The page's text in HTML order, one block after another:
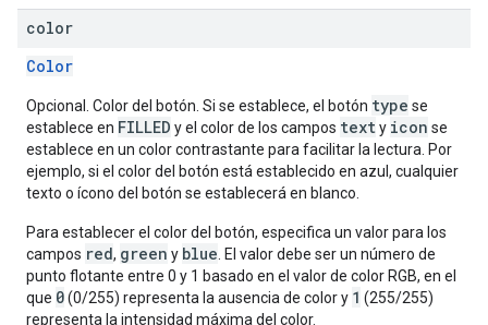
color
Color
Opcional. Color del botón. Si se establece, el botón type se
establece en FILLED y el color de los campos texty icon se
establece en un color contrastante para facilitar la lectura. Por
ejemplo, si el color del botón está establecido en azul, cualquier
texto o ícono del botón se establecerá en blanco.
Para establecer el color del botón, especifica un valor para los
campos red, green y blue . El valor debe ser un número de
punto flotante entre 0 y 1 basado en el valor de color RGB, en el
que 0(0/255) representa la ausencia de color y 1 (255/255)
representa la intensidad máxima del color.